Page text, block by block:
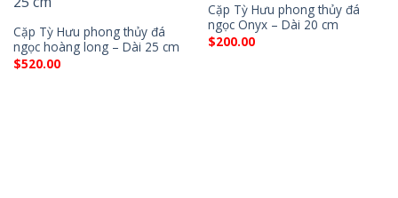
Cặp Tỳ Hưu phong thủy đá
ngọc hoàng long – Dài 25 cm
$520.00
Cặp Tỳ Hưu phong thủy đá
ngọc Onyx – Dài 20 cm
$200.00